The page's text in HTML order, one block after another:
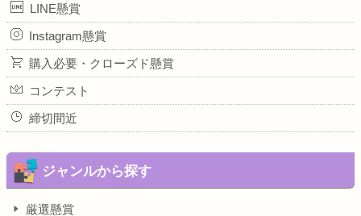
LINE懸賞
Instagram懸賞
購入必要・クローズド懸賞
コンテスト
締切間近
ジャンルから探す
厳選懸賞